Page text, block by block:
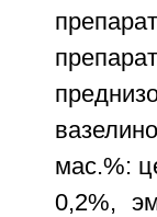
мас.%:
0,2%,